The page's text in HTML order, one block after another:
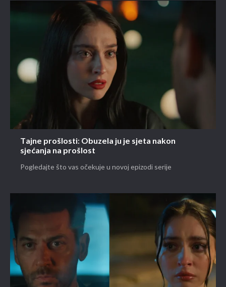
Tajne prošlosti: Obuzela ju je sjeta nakon
sjećanja na prošlost
Pogledajte što vas očekuje u novoj epizodi serije